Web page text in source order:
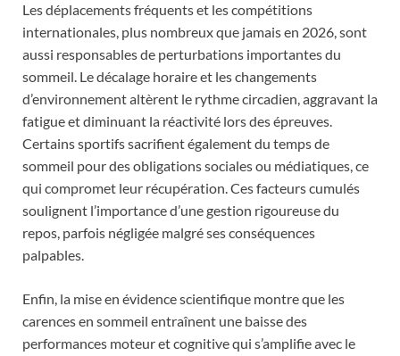
Les déplacements fréquents et les compétitions
internationales, plus nombreux que jamais en 2026, sont
aussi responsables de perturbations importantes du
sommeil. Le décalage horaire et les changements
d’environnement altèrent le rythme circadien, aggravant la
fatigue et diminuant la réactivité lors des épreuves.
Certains sportifs sacrifient également du temps de
sommeil pour des obligations sociales ou médiatiques, ce
qui compromet leur récupération. Ces facteurs cumulés
soulignent l’importance d’une gestion rigoureuse du
repos, parfois négligée malgré ses conséquences
palpables.
Enfin, la mise en évidence scientifique montre que les
carences en sommeil entraînent une baisse des
performances moteur et cognitive qui s’amplifie avec le